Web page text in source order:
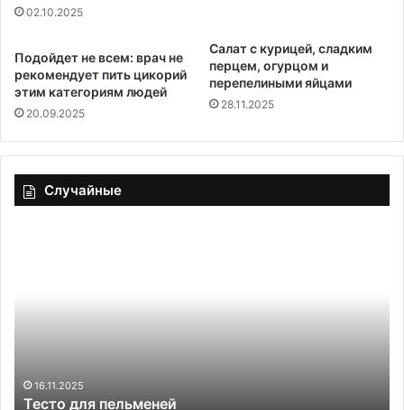
02.10.2025
Подойдет не всем: врач не
рекомендует пить цикорий
этим категориям людей
20.09.2025
Салат с курицей, сладким
перцем, огурцом и
перепелиными яйцами
28.11.2025
Случайные
Котлеты гречневые с капустой